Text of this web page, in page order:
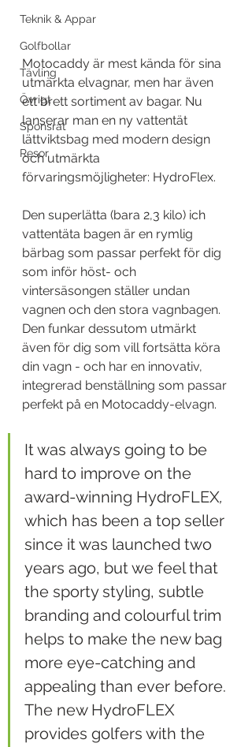
Teknik & Appar
Golfbollar
Tävling
Övrigt
Sponsrat
Resor
Motocaddy är mest kända för sina
utmärkta elvagnar, men har även
ett brett sortiment av bagar. Nu
lanserar man en ny vattentät
lättviktsbag med modern design
och utmärkta
förvaringsmöjligheter: HydroFlex.
Den superlätta (bara 2,3 kilo) ich
vattentäta bagen är en rymlig
bärbag som passar perfekt för dig
som inför höst- och
vintersäsongen ställer undan
vagnen och den stora vagnbagen.
Den funkar dessutom utmärkt
även för dig som vill fortsätta köra
din vagn - och har en innovativ,
integrerad benställning som passar
perfekt på en Motocaddy-elvagn.
It was always going to be
hard to improve on the
award-winning HydroFLEX,
which has been a top seller
since it was launched two
years ago, but we feel that
the sporty styling, subtle
branding and colourful trim
helps to make the new bag
more eye-catching and
appealing than ever before.
The new HydroFLEX
provides golfers with the